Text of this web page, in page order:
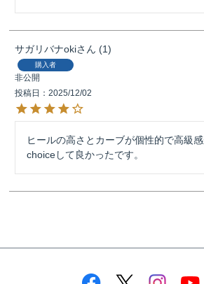
サガリバナoki 1
購入者
非公開
投稿日
2025/12/02
ヒールの高さとカーブが個性的で高級感
choiceして良かったです。